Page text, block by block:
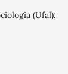
(Ufal);